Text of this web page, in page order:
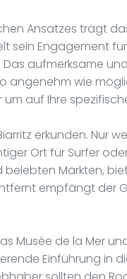
Ansatzes trägt
sein Engagement
aufmerksame
angenehm wie
auf Ihre
erkunden. Nur
Ort für Surfer
Märkten,
empfängt der
Musée de la Mer
Einführung in